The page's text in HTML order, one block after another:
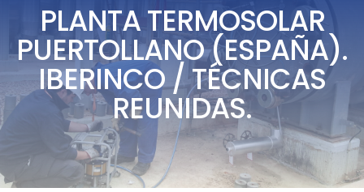
PRODUCTOS
CALIDAD / MEDIO AMBIENTE
PROYECTOS
PLANTA TERMOSOLAR
PUERTOLLANO (ESPAÑA).
IBERINCO / TÉCNICAS
REUNIDAS.